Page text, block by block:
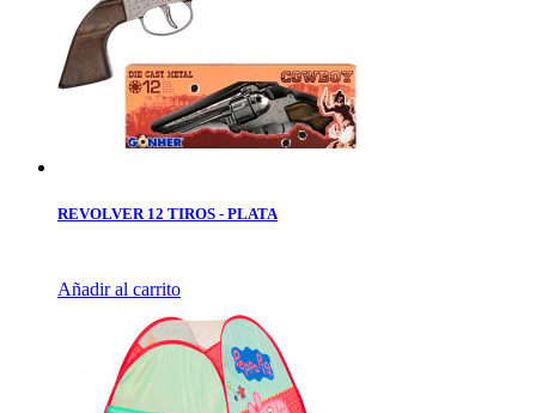
REVOLVER 12 TIROS - PLATA
Añadir al carrito